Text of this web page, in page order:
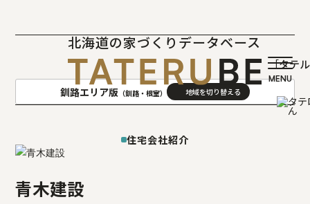
北海道の家づくりデータベース
［タテ
釧路エリア版 （釧路・根室）
函館(渡島･檜山)版
住宅会社紹介
青木建設